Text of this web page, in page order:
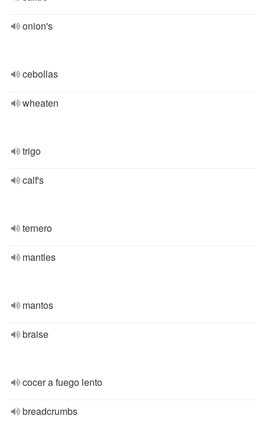
onion's
cebollas
wheaten
trigo
calf's
ternero
mantles
mantos
braise
cocer a fuego lento
breadcrumbs